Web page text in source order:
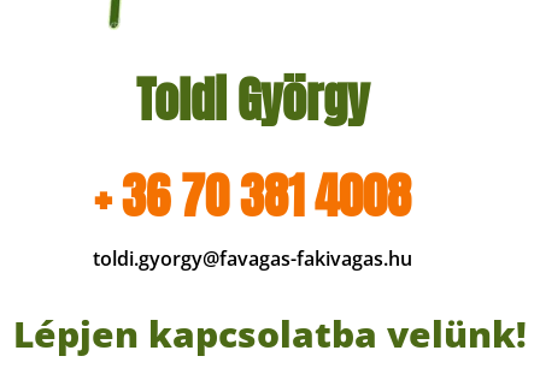
Toldi György
+ 36 70 381 4008
toldi.gyorgy@favagas-fakivagas.hu
Lépjen kapcsolatba velünk!